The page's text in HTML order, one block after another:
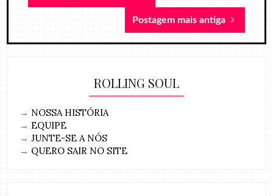
Postagem mais antiga
ROLLING SOUL
→ NOSSA HISTÓRIA
→ EQUIPE
→JUNTE-SE A NÓS
→ QUERO SAIR NO SITE